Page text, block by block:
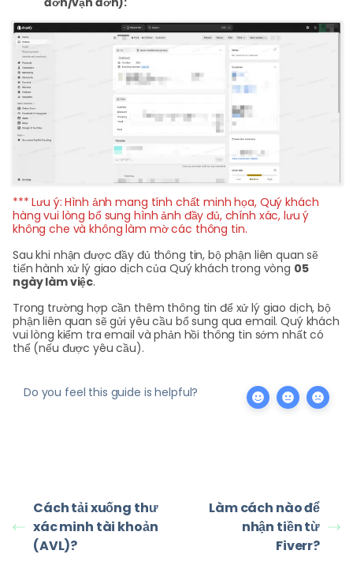
*** Lưu ý: Hình ảnh mang tính chất minh họa, Quý khách
hàng vui lòng bổ sung hình ảnh đầy đủ, chính xác, lưu ý
không che và không làm mờ các thông tin.
Sau khi nhận được đầy đủ thông tin, bộ phận liên quan sẽ
tiến hành xử lý giao dịch của Quý khách trong vòng 05
ngày làm việc.
Trong trường hợp cần thêm thông tin để xử lý giao dịch, bộ
phận liên quan sẽ gửi yêu cầu bổ sung qua email. Quý khách
vui lòng kiểm tra email và phản hồi thông tin sớm nhất có
thể (nếu được yêu cầu).
Do you feel this guide is helpful?
Cách tải xuống thư
xác minh tài khoản
(AVL)?
Làm cách nào để
nhận tiền từ
Fiverr?